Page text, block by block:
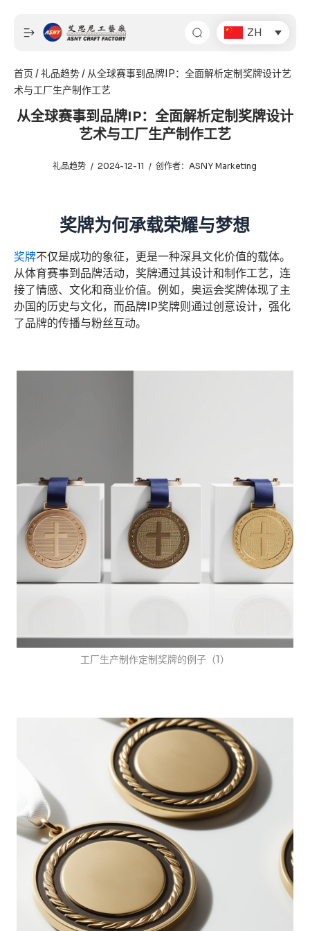
ZH
首页 /礼品趋势/ 从全球赛事到品牌IP：全面解析定制奖牌设计艺
术与工厂生产制作工艺
从全球赛事到品牌IP：全面解析定制奖牌设计
艺术与工厂生产制作工艺
礼品趋势 2024-12-11 创作者：ASNY Marketing
奖牌为何承载荣耀与梦想
奖牌不仅是成功的象征，更是一种深具文化价值的载体。
从体育赛事到品牌活动，奖牌通过其设计和制作工艺，连
接了情感、文化和商业价值。例如，奥运会奖牌体现了主
办国的历史与文化，而品牌IP奖牌则通过创意设计，强化
了品牌的传播与粉丝互动。
工厂生产制作定制奖牌的例子（1）